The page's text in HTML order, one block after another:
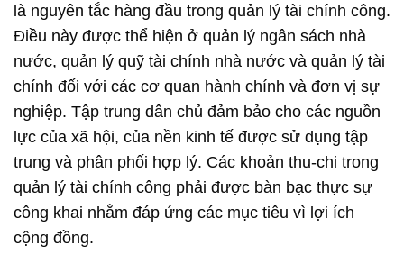
là nguyên tắc hàng đầu trong quản lý tài chính công.
Điều này được thể hiện ở quản lý ngân sách nhà
nước, quản lý quỹ tài chính nhà nước và quản lý tài
chính đối với các cơ quan hành chính và đơn vị sự
nghiệp. Tập trung dân chủ đảm bảo cho các nguồn
lực của xã hội, của nền kinh tế được sử dụng tập
trung và phân phối hợp lý. Các khoản thu-chi trong
quản lý tài chính công phải được bàn bạc thực sự
công khai nhằm đáp ứng các mục tiêu vì lợi ích
cộng đồng.